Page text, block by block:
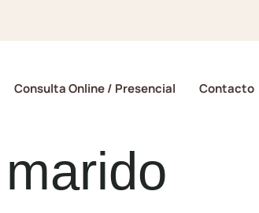
Consulta Online / Presencial Contacto
marido